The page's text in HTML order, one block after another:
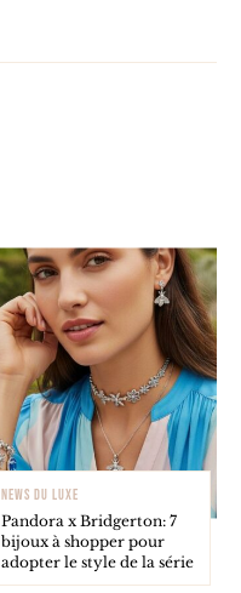
NEWS DU LUXE
Pandora x Bridgerton: 7
bijoux à shopper pour
adopter le style de la série